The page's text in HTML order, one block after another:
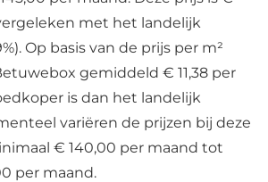
met het landelijk
Op basis van de prijs per m²
gemiddeld € 11,38 per
is dan het landelijk
variëren de prijzen bij deze
€ 140,00 per maand tot
per maand.